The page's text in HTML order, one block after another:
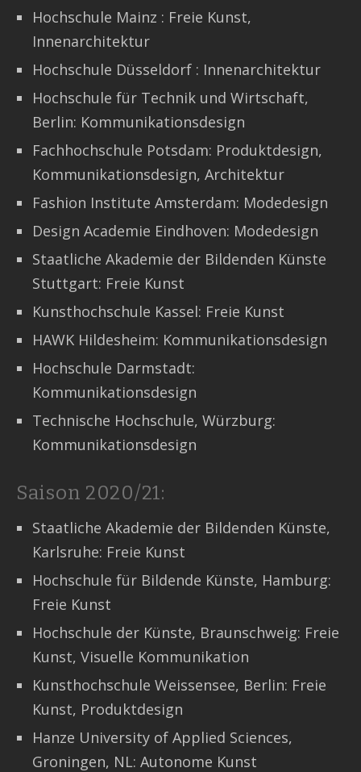
Hochschule Mainz : Freie Kunst,
Innenarchitektur
Hochschule Düsseldorf : Innenarchitektur
Hochschule für Technik und Wirtschaft,
Berlin: Kommunikationsdesign
Fachhochschule Potsdam: Produktdesign,
Kommunikationsdesign, Architektur
Fashion Institute Amsterdam: Modedesign
Design Academie Eindhoven: Modedesign
Staatliche Akademie der Bildenden Künste
Stuttgart: Freie Kunst
Kunsthochschule Kassel: Freie Kunst
HAWK Hildesheim: Kommunikationsdesign
Hochschule Darmstadt:
Kommunikationsdesign
Technische Hochschule, Würzburg:
Kommunikationsdesign
Saison 2020/21:
Staatliche Akademie der Bildenden Künste,
Karlsruhe: Freie Kunst
Hochschule für Bildende Künste, Hamburg:
Freie Kunst
Hochschule der Künste, Braunschweig: Freie
Kunst, Visuelle Kommunikation
Kunsthochschule Weissensee, Berlin: Freie
Kunst, Produktdesign
Hanze University of Applied Sciences,
Groningen, NL: Autonome Kunst